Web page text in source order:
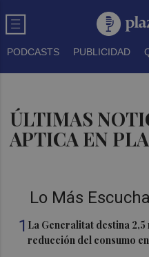
PODCASTS PUBLICIDAD
ÚLTIMAS
APTICA EN
Lo Más
1 La Generalitat destina
reducción del consumo